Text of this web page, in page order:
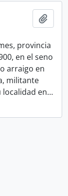
provincia
en el seno
arraigo en
militante
en…